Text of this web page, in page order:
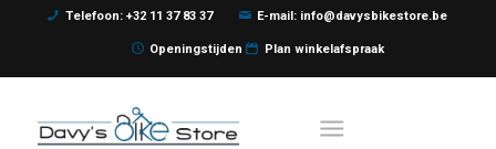
Telefoon: +32 11 37 83 37 E-mail: info@davysbikestore.be
Openingstijden Plan winkelafspraak